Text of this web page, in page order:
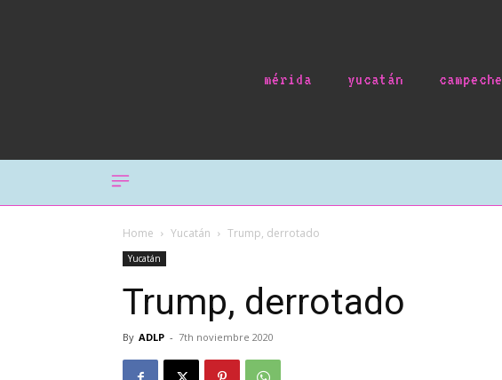
mérida yucatán campeche
Home Yucatán Trump, derrotado
Yucatán
Trump, derrotado
By ADLP - 7th noviembre 2020